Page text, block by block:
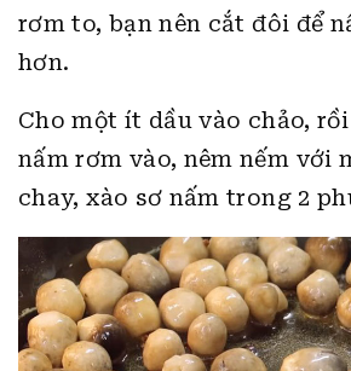
rơm to, bạn nên cắt đôi để
hơn.
Cho một ít dầu vào chảo,
nấm rơm vào, nêm nếm với
chay, xào sơ nấm trong 2